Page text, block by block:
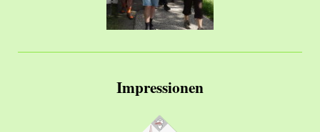
Impressionen